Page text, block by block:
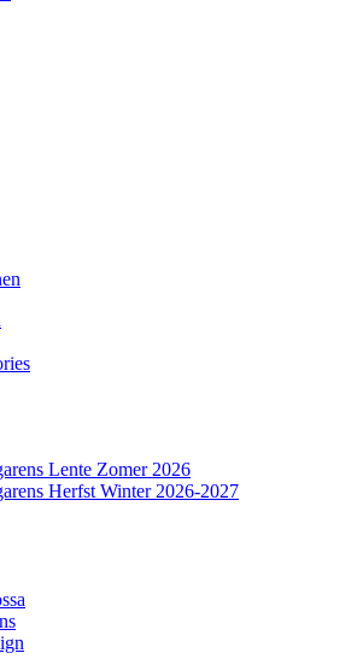
Lente Zomer 2026
Herfst Winter 2026-2027